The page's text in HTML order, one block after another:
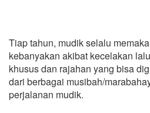
Tiap tahun, mudik selalu
kebanyakan akibat kecelakan
khusus dan rajahan yang bisa
dari berbagai musibah/
perjalanan mudik.